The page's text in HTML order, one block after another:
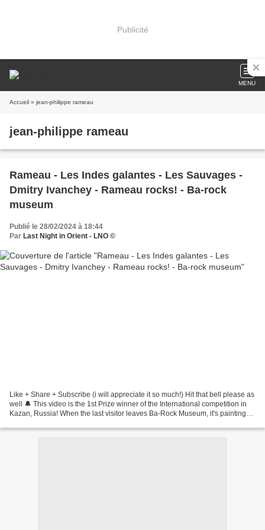
Publicité
MENU
Accueil » jean-philippe rameau
jean-philippe rameau
Rameau - Les Indes galantes - Les Sauvages -
Dmitry Ivanchey - Rameau rocks! - Ba-rock
museum
Publié le 28/02/2024 à 18:44
Par Last Night in Orient - LNO ©
Like + Share + Subscribe (i will appreciate it so much!) Hit that bell please as
well 🔔 This video is the 1st Prize winner of the International competition in
Kazan, Russia! When the last visitor leaves Ba-Rock Museum, it's paintings